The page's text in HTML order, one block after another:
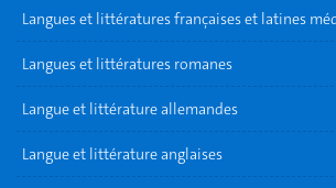
Langues et littératures françaises et latines
Langues et littératures romanes
Langue et littérature allemandes
Langue et littérature anglaises